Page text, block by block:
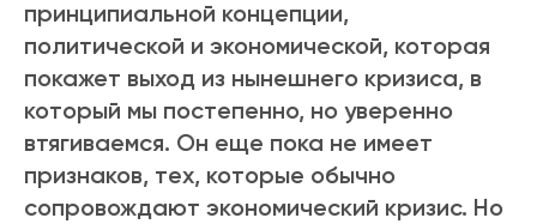
принципиальной концепции,
политической и экономической, которая
покажет выход из нынешнего кризиса, в
который мы постепенно, но уверенно
втягиваемся. Он еще пока не имеет
признаков, тех, которые обычно
сопровождают экономический кризис. Но